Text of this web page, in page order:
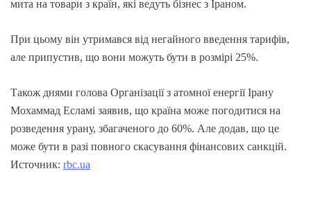
мита на товари з країн, які ведуть бізнес з Іраном.
При цьому він утримався від негайного введення тарифів,
але припустив, що вони можуть бути в розмірі 25%.
Також днями голова Організації з атомної енергії Ірану
Мохаммад Есламі заявив, що країна може погодитися на
розведення урану, збагаченого до 60%. Але додав, що це
може бути в разі повного скасування фінансових санкцій.
Источник: rbc.ua